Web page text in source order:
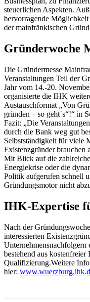
steuerlichen Aspekten.
hervorragende
der mainfränkischen
Gründerwoche
Die Gründermesse
Veranstaltungen Teil der
Jahr vom 14.-20.
organisierte die IHK
Austauschformat „Von
gründen – so geht´s“!“ in
Fazit: „Die
durch die Bank weg gut
Selbstständigkeit für viele
Existenzgründer brauchen
Mit Blick auf die
Energiekrise oder die
Politik aufgerufen schnell
Gründungsmotor nicht
IHK-Expertise
Nach der
interessierten
Unternehmensnachfolgern
bestehend aus
Qualifizierung.Weitere
hier: